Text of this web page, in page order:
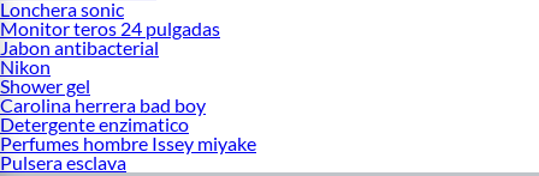
Lonchera sonic
Monitor teros 24 pulgadas
Jabon antibacterial
Nikon
Shower gel
Carolina herrera bad boy
Detergente enzimatico
Perfumes hombre Issey miyake
Pulsera esclava